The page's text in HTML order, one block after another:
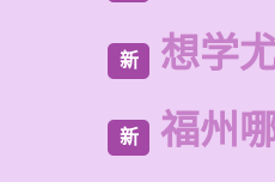
新 想学
新 福州